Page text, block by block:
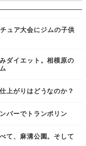
ュア大会にジムの子供
ダイエット。相模原の
上がりはどうなのか？
バーでトランポリン
て、麻溝公園。そして